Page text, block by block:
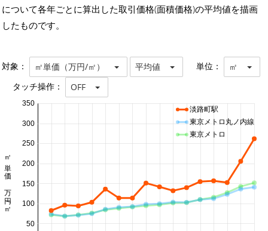
について各年ごとに算出した取引価格(面積価格)の平均値を描画
したものです。
対象： ㎡単価（万円/㎡） 平均値 単位： ㎡
タッチ操作： OFF
50
100
150
200
250
300
350
㎡単価 万円/㎡
淡路町駅
東京メトロ丸ノ内線
東京メトロ